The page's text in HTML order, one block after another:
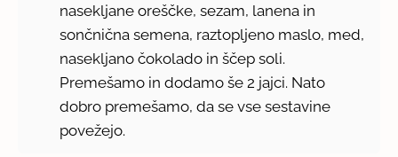
nasekljane oreščke, sezam, lanena in
sončnična semena, raztopljeno maslo, med,
nasekljano čokolado in ščep soli.
Premešamo in dodamo še 2 jajci. Nato
dobro premešamo, da se vse sestavine
povežejo.